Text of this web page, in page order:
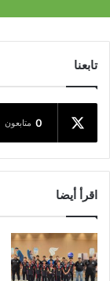
تابعنا
0 متابعون
اقرأ أيضا